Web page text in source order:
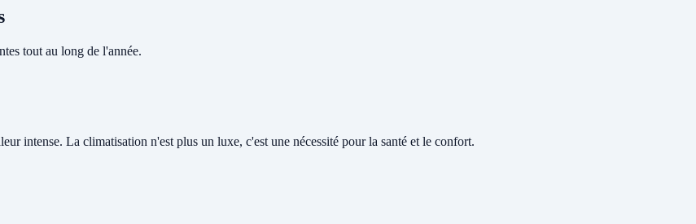
tout au long de l'année.
intense. La climatisation n'est plus un luxe, c'est une nécessité pour la santé et le confort.